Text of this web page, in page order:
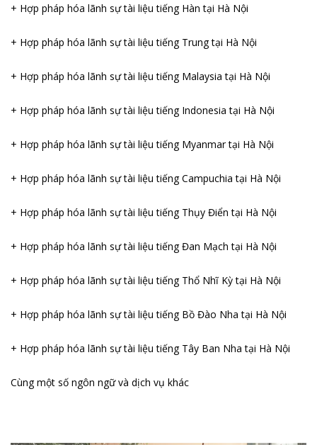
+ Hợp pháp hóa lãnh sự tài liệu tiếng Hàn tại Hà Nội
+ Hợp pháp hóa lãnh sự tài liệu tiếng Trung tại Hà Nội
+ Hợp pháp hóa lãnh sự tài liệu tiếng Malaysia tại Hà Nội
+ Hợp pháp hóa lãnh sự tài liệu tiếng Indonesia tại Hà Nội
+ Hợp pháp hóa lãnh sự tài liệu tiếng Myanmar tại Hà Nội
+ Hợp pháp hóa lãnh sự tài liệu tiếng Campuchia tại Hà Nội
+ Hợp pháp hóa lãnh sự tài liệu tiếng Thụy Điển tại Hà Nội
+ Hợp pháp hóa lãnh sự tài liệu tiếng Đan Mạch tại Hà Nội
+ Hợp pháp hóa lãnh sự tài liệu tiếng Thổ Nhĩ Kỳ tại Hà Nội
+ Hợp pháp hóa lãnh sự tài liệu tiếng Bồ Đào Nha tại Hà Nội
+ Hợp pháp hóa lãnh sự tài liệu tiếng Tây Ban Nha tại Hà Nội
Cùng một số ngôn ngữ và dịch vụ khác